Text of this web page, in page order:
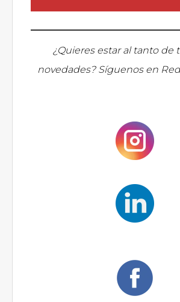
¿Quieres estar al tanto de
novedades? Síguenos en